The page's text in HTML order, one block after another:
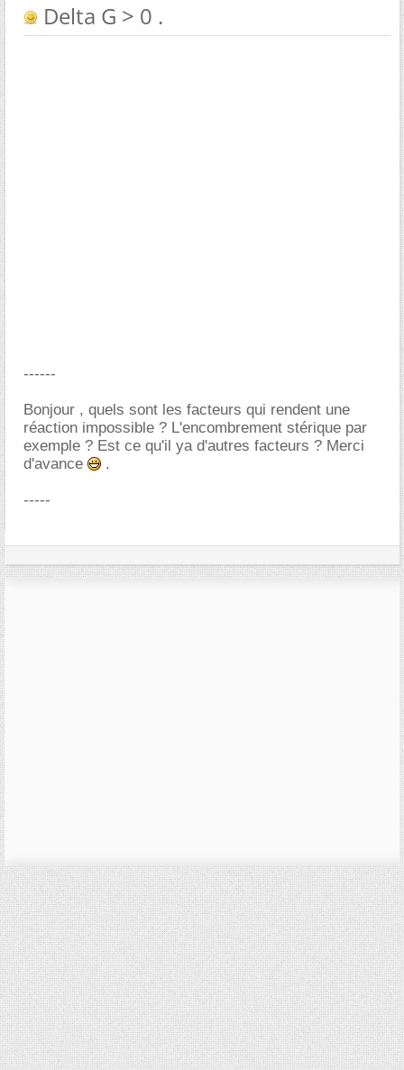
Delta G > 0 .
------
Bonjour , quels sont les facteurs qui rendent une
réaction impossible ? L'encombrement stérique par
exemple ? Est ce qu'il ya d'autres facteurs ? Merci
d'avance
.
-----